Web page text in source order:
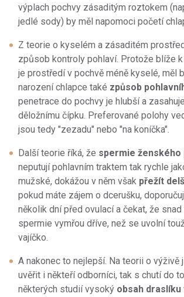
výplach pochvy zásaditým roztokem
jedlé sody) by měl napomoci početí
Z teorie o kyselém a zásaditém
způsob kontroly pohlaví. Protože blíže
je prostředí v pochvě méně kyselé, měl
narození chlapce také způsob
penetrace do pochvy je hlubší a
děložnímu čípku. Preferované polohy
jsou tedy "zezadu" nebo "na koníčka".
Další teorie říká, že spermie ženského
neputují pohlavním traktem tak rychle
mužské, dokážou v něm však přežít
pokud máte zájem o dcerušku,
několik dní před ovulací a čekat, že
spermie vymřou dříve, než se uvolní
vajíčko.
A nakonec to nejlepší. Na teorii o výživě
uvěřit i někteří odborníci, tak s chutí do
některých studií vysoký obsah draslíku